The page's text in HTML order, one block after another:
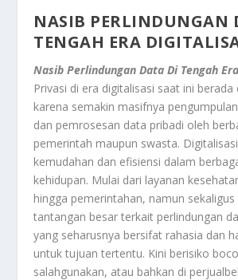
NASIB PERLINDUNGAN
TENGAH ERA
Nasib Perlindungan Data Di Tengah
Privasi di era digitalisasi saat ini
karena semakin masifnya
dan pemrosesan data pribadi oleh
pemerintah maupun swasta.
kemudahan dan efisiensi dalam
kehidupan. Mulai dari layanan
hingga pemerintahan, namun
tantangan besar terkait perlindungan
yang seharusnya bersifat rahasia dan
untuk tujuan tertentu. Kini berisiko
salahgunakan, atau bahkan di